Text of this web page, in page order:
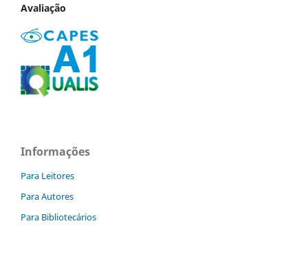
Avaliação
Informações
Para Leitores
Para Autores
Para Bibliotecários